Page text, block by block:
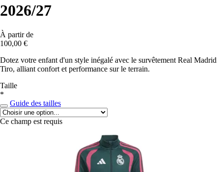
2026/27
À partir de
100,00 €
Dotez votre enfant d'un style inégalé avec le survêtement Real Madrid
Tiro, alliant confort et performance sur le terrain.
Taille
*
Guide des tailles
Ce champ est requis